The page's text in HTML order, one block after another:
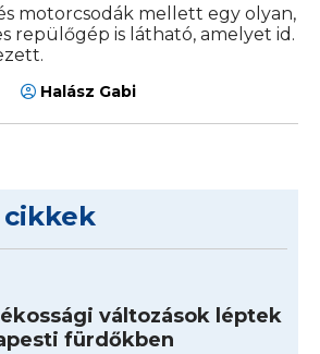
motorcsodák mellett egy olyan,
repülőgép is látható, amelyet id.
Halász Gabi
változások léptek
fürdőkben